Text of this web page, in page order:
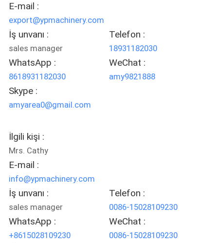
SITE
HARITASI
PRIVACY
POLICY
E-mail :
export@ypmachinery.com
İş unvanı :
sales manager
Telefon :
18931182030
WhatsApp :
8618931182030
WeChat :
amy9821888
Skype :
amyarea0@gmail.com
İlgili kişi :
Mrs. Cathy
E-mail :
info@ypmachinery.com
İş unvanı :
sales manager
Telefon :
0086-15028109230
WhatsApp :
+8615028109230
WeChat :
0086-15028109230